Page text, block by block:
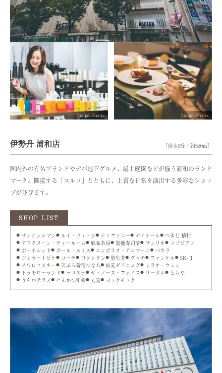
Image Photo Image Photo
伊勢丹 浦和店 ［徒歩9分／約550m］
国内外の有名ブランドやデパ地下グルメ、屋上庭園などが揃う浦和のランド
マーク。隣接する「コルソ」とともに、上質な日常を演出する多彩なショッ
プが並びます。
SHOP LIST
サンジェルマン ルイ・ヴィトン ティファニー ディオール
つきじ 植村
アフタヌーン・ティールーム
麻布茶房 築地寿司清 サンリオ
メゾピアノ
ボーネルンド
ポール・スミス エンポリオ・アルマーニ
バカラ
ジェラートピケ
コーチ ロクシタン 資生堂 グッチ ファンケル
SK-Ⅱ
スワロフスキー
天ぷら新宿つな八 柿安ダイニング
ミラオーウェン
トゥモローランド
ラコステ ザ・ノース・フェイス リーガル
とらや
うらわテラス
とんかつ和幸 丸善 ヨックモック